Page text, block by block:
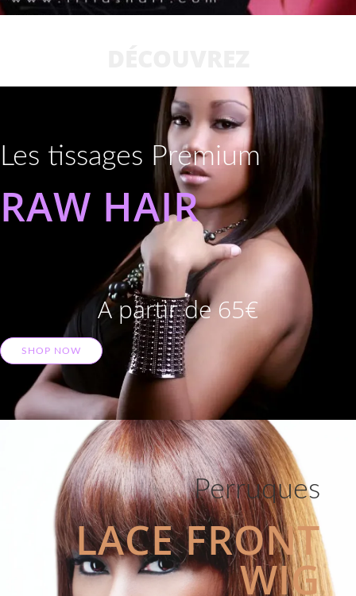
Les tissages Premium
RAW HAIR
A partir de 65€
SHOP NOW
Perruques
LACE FRONT
WIG